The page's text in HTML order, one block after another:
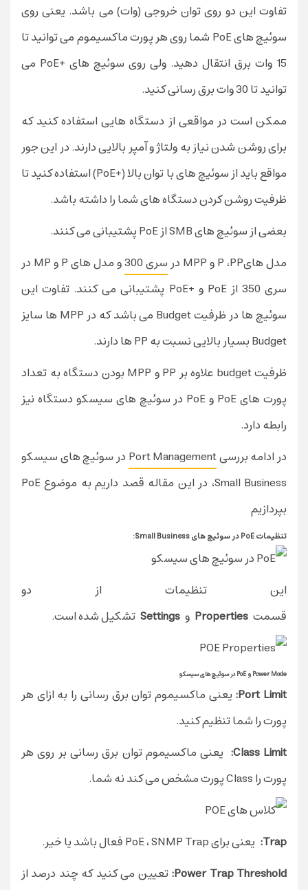
تفاوت این دو روی توان خروجی (وات) می باشد. یعنی روی
سوئیچ های PoE شما روی هر پورت ماکسیموم می توانید تا
15 وات برق انتقال دهید. ولی روی سوئیچ های +PoE می
توانید تا 30 وات برق رسانی کنید.
ممکن است در مواقعی از دستگاه هایی استفاده کنید که
برای روشن شدن نیاز به ولتاژ و آمپر بالایی دارند. در این جور
مواقع باید از سوئیچ های با توان بالا (+PoE) استفاده کنید تا
ظرفیت روشن کردن دستگاه های شما را داشته باشد.
بعضی از سوئیچ های SMB از PoE پشتیبانی می کنند.
مدل هایP ،PP و MPP در
سری 300
و مدل های P و MP در
سری 350 از PoE و +PoE پشتیبانی می کنند. تفاوت این
سوئیچ ها در ظرفیت Budget می باشد که در MPP ها سایز
Budget بسیار بالایی نسبت به PP ها دارند.
ظرفیت budget علاوه بر PP و MPP بودن دستگاه به تعداد
پورت های PoE و PoE در سوئیچ های سیسکو دستگاه نیز
رابطه دارد.
در ادامه بررسیPort Management در سوئیچ هایسیسکو
Small Business
، در این مقاله قصد داریم به موضوع PoE
بپردازیم
تنظیمات PoE در سوئیچ های Small Business:
این تنظیمات از دو
قسمت Properties و Settings تشکیل شده است.
Power Mode و PoE در سوئیچ های سیسکو
Port Limit: یعنی ماکسیموم توان برق رسانی را به ازای هر
پورت را شما تنظیم کنید.
Class Limit: یعنی ماکسیموم توان برق رسانی بر روی هر
پورت را Class پورت مشخص می کند نه شما.
Trap: یعنی برای PoE ، SNMP Trap فعال باشد یا خیر.
Power Trap Threshold: تعیین می کنید که چند درصد از